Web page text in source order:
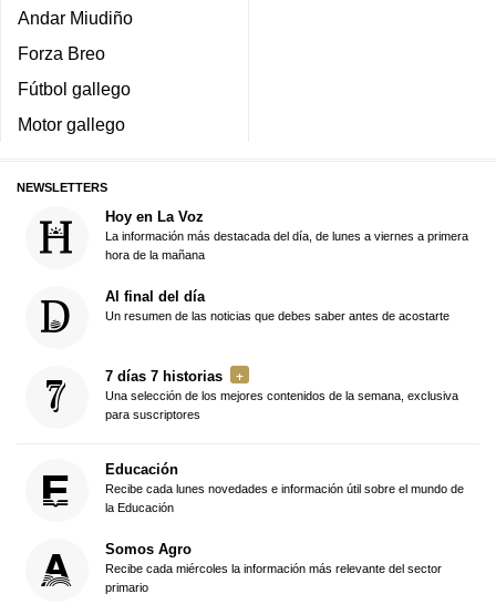
Andar Miudiño
Forza Breo
Fútbol gallego
Motor gallego
NEWSLETTERS
Hoy en La Voz
La información más destacada del día, de lunes a viernes a primera
hora de la mañana
Al final del día
Un resumen de las noticias que debes saber antes de acostarte
7 días 7 historias
Una selección de los mejores contenidos de la semana, exclusiva
para suscriptores
Educación
Recibe cada lunes novedades e información útil sobre el mundo de
la Educación
Somos Agro
Recibe cada miércoles la información más relevante del sector
primario